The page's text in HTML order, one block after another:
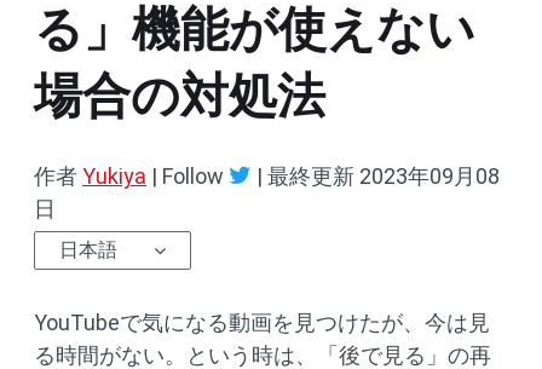
る」機能が使えない
場合の対処法
作者Yukiya | Follow | 最終更新 2023年09月08
日
日本語
YouTubeで気になる動画を見つけたが、今は見
る時間がない。という時は、「後で見る」の再